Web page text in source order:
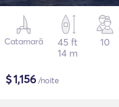
Catamarã
45 ft
14 m
10
$1,156/noite